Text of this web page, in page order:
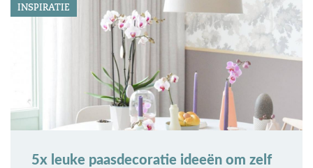
INSPIRATIE
5x leuke paasdecoratie ideeën om zelf